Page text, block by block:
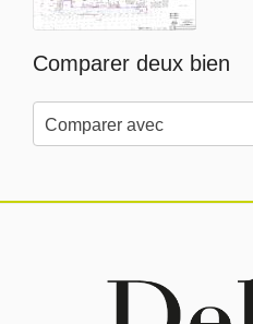
Comparer deux bien
Comparer avec